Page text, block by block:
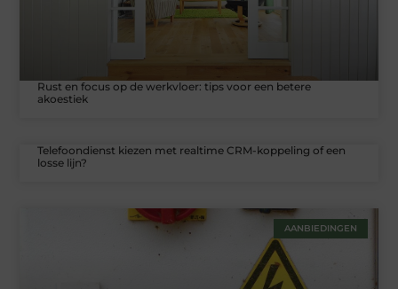
Rust en focus op de werkvloer: tips voor een betere
akoestiek
Telefoondienst kiezen met realtime CRM-koppeling of een
losse lijn?
AANBIEDINGEN